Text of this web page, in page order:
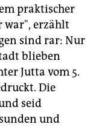
praktischer
war", erzählt
sind rar: Nur
blieben
Jutta vom 5.
Die
seid
und